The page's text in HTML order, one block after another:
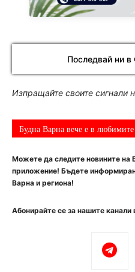
Последвай ни в
Изпращайте своите сигнали
Будна Варна вече е в
Можете да следите новините на
приложение! Бъдете
Варна и региона!
Абонирайте се за нашите